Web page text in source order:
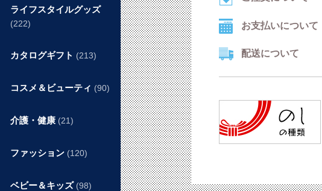
ライフスタイルグッズ
(222)
カタログギフト (213)
コスメ＆ビューティ (90)
介護・健康 (21)
ファッション (120)
ベビー＆キッズ (98)
お支払いについて
配送について